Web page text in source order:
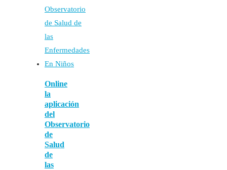
Online
la
aplicación
del
Observatorio
de
Salud
de
las